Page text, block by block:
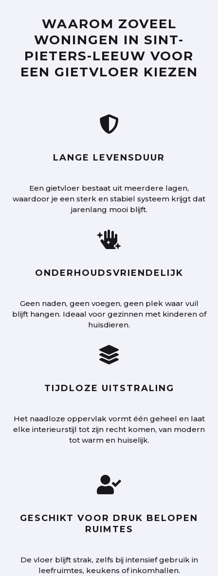
WAAROM ZOVEEL
WONINGEN IN SINT-
PIETERS-LEEUW VOOR
EEN GIETVLOER KIEZEN

LANGE LEVENSDUUR
Een gietvloer bestaat uit meerdere lagen,
waardoor je een sterk en stabiel systeem krijgt dat
jarenlang mooi blijft.

ONDERHOUDSVRIENDELIJK
Geen naden, geen voegen, geen plek waar vuil
blijft hangen. Ideaal voor gezinnen met kinderen of
huisdieren.

TIJDLOZE UITSTRALING
Het naadloze oppervlak vormt één geheel en laat
elke interieurstijl tot zijn recht komen, van modern
tot warm en huiselijk.

GESCHIKT VOOR DRUK BELOPEN
RUIMTES
De vloer blijft strak, zelfs bij intensief gebruik in
leefruimtes, keukens of inkomhallen.